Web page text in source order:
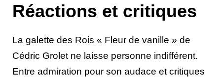
Réactions et critiques
La galette des Rois « Fleur de vanille » de
Cédric Grolet ne laisse personne indifférent.
Entre admiration pour son audace et critiques